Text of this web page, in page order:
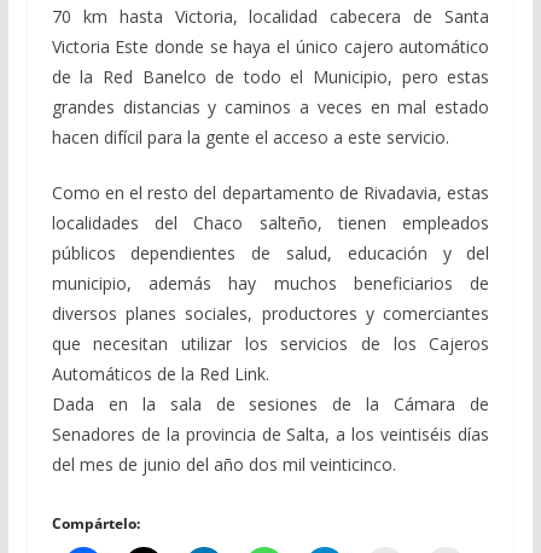
70 km hasta Victoria, localidad cabecera de Santa
Victoria Este donde se haya el único cajero automático
de la Red Banelco de todo el Municipio, pero estas
grandes distancias y caminos a veces en mal estado
hacen difícil para la gente el acceso a este servicio.
Como en el resto del departamento de Rivadavia, estas
localidades del Chaco salteño, tienen empleados
públicos dependientes de salud, educación y del
municipio, además hay muchos beneficiarios de
diversos planes sociales, productores y comerciantes
que necesitan utilizar los servicios de los Cajeros
Automáticos de la Red Link.
Dada en la sala de sesiones de la Cámara de
Senadores de la provincia de Salta, a los veintiséis días
del mes de junio del año dos mil veinticinco.
Compártelo: